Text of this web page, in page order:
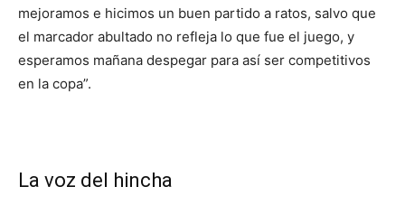
mejoramos e hicimos un buen partido a ratos, salvo que
el marcador abultado no refleja lo que fue el juego, y
esperamos mañana despegar para así ser competitivos
en la copa”.
La voz del hincha